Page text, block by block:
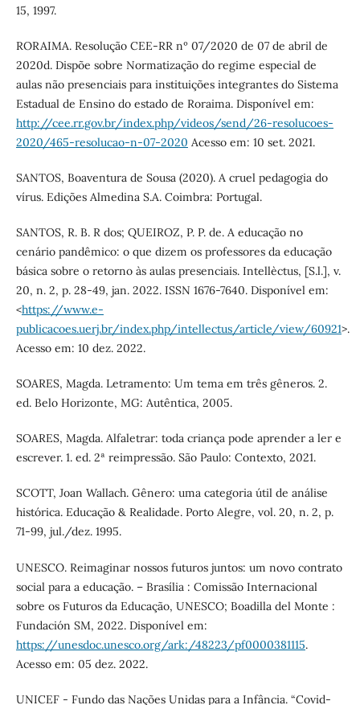
15, 1997.
RORAIMA. Resolução CEE-RR nº 07/2020 de 07 de abril de
2020d. Dispõe sobre Normatização do regime especial de
aulas não presenciais para instituições integrantes do Sistema
Estadual de Ensino do estado de Roraima. Disponível em:
http://cee.rr.gov.br/index.php/videos/send/26-resolucoes-
2020/465-resolucao-n-07-2020 Acesso em: 10 set. 2021.
SANTOS, Boaventura de Sousa (2020). A cruel pedagogia do
vírus. Edições Almedina S.A. Coimbra: Portugal.
SANTOS, R. B. R dos; QUEIROZ, P. P. de. A educação no
cenário pandêmico: o que dizem os professores da educação
básica sobre o retorno às aulas presenciais. Intellèctus, [S.l.], v.
20, n. 2, p. 28-49, jan. 2022. ISSN 1676-7640. Disponível em:
<https://www.e-
publicacoes.uerj.br/index.php/intellectus/article/view/60921>.
Acesso em: 10 dez. 2022.
SOARES, Magda. Letramento: Um tema em três gêneros. 2.
ed. Belo Horizonte, MG: Autêntica, 2005.
SOARES, Magda. Alfaletrar: toda criança pode aprender a ler e
escrever. 1. ed. 2ª reimpressão. São Paulo: Contexto, 2021.
SCOTT, Joan Wallach. Gênero: uma categoria útil de análise
histórica. Educação & Realidade. Porto Alegre, vol. 20, n. 2, p.
71-99, jul./dez. 1995.
UNESCO. Reimaginar nossos futuros juntos: um novo contrato
social para a educação. – Brasília : Comissão Internacional
sobre os Futuros da Educação, UNESCO; Boadilla del Monte :
Fundación SM, 2022. Disponível em:
https://unesdoc.unesco.org/ark:/48223/pf0000381115.
Acesso em: 05 dez. 2022.
UNICEF - Fundo das Nações Unidas para a Infância. “Covid-